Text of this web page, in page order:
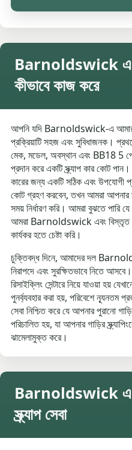
Barnoldswick এ
কীভাবে কাজ করে
আপনি যদি Barnoldswick-এ আমার
প্রক্রিয়াটি সহজ এবং সুবিধাজনক।
মেক, মডেল, অবস্থান এবং BB18 5
প্রদান করে একটি স্ক্র্যাপ কার কোট
কারের জন্য একটি সঠিক এবং উপযোগী
কোট গ্রহণ করবেন, তখন আমরা আপনার
সময় নির্ধারণ করি। আমরা বুঝতে পারি
আমরা Barnoldswick এবং
কার্যকর হতে চেষ্টা করি।
চুক্তিবদ্ধ দিনে, আমাদের দল
নিরাপদে এবং সুরক্ষিতভাবে নিতে আসবে।
রিসাইক্লিং সেন্টারে নিয়ে যাওয়া হয়
পুনর্ব্যবহার করা হয়, পরিবেশে ন্যূনতম
সেবা নিশ্চিত করে যে আপনার পুরানো
পরিচালিত হয়, যা আপনার গাড়ির
ঝামেলামুক্ত করে।
Barnoldswick এ
স্ক্র্যাপ সেবা